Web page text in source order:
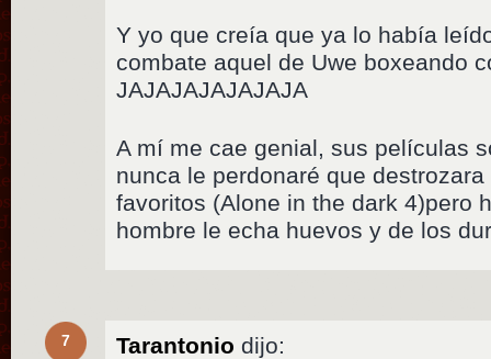
Y yo que creía que ya lo había
combate aquel de Uwe boxeando
JAJAJAJAJAJAJA
A mí me cae genial, sus películas
nunca le perdonaré que
favoritos (Alone in the dark 4)pero
hombre le echa huevos y de los
7 Tarantonio dijo: